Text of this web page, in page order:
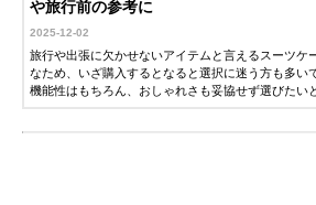
や旅行前の参考に
2025-12-02
旅行や出張に欠かせないアイテムと言えるスーツケ
なため、いざ購入するとなると選択に迷う方も多い
機能性はもちろん、おしゃれさも妥協せず選びたい